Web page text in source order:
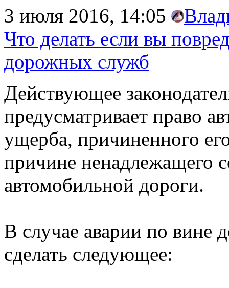
3 июля 2016, 14:05
Что делать если вы
дорожных служб
Действующее
предусматривает право
ущерба, причиненного
причине ненадлежащего
автомобильной дороги.
В случае аварии по вине
сделать следующее: